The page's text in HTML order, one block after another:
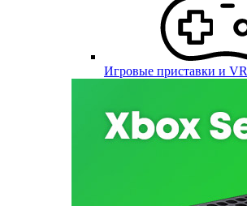
Игровые приставки и VR